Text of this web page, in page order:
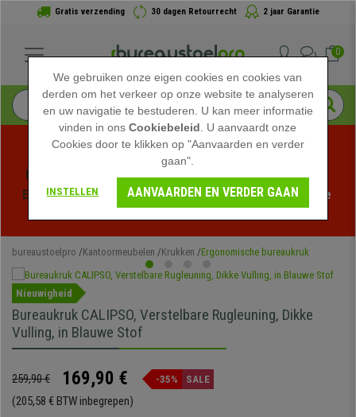
Gratis verzending 30 dagen Retourrecht 2 jaar Garantie
0
Profiteer van de Zomeruitverkoop bij bureaustoelpro!
Exclusieve kortingen voor een beperkte tijd - Bekijk de
bureaustoelpro Kantoormeubelen Krukken Ergonomische bureaukruk
Nieuwigheid
Bureaukruk CALIPSO, Verstelbare Rugleuning, Dikke
Vulling, in Blauwe Stof
259,90 € 169,90 € -35% SALE
(205,58 € BTW inbegrepen)
We gebruiken onze eigen cookies en cookies van
derden om het verkeer op onze website te analyseren
en uw navigatie te bestuderen. U kan meer informatie
vinden in onsCookiebeleid . U aanvaardt onze
Cookies door te klikken op "Aanvaarden en verder
gaan".
INSTELLEN AANVAARDEN EN VERDER GAAN